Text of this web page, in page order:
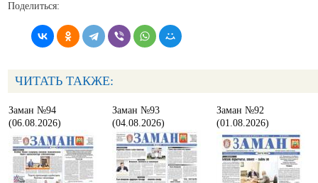
Поделиться:
ЧИТАТЬ ТАКЖЕ:
Заман №94
(06.08.2026)
Заман №93
(04.08.2026)
Заман №92
(01.08.2026)